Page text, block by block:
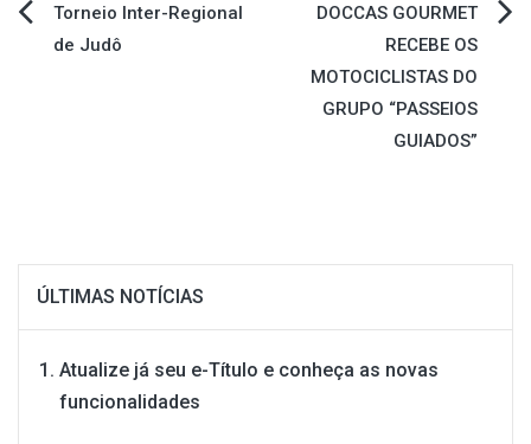
Navegação
Torneio Inter-Regional
de Judô
DOCCAS GOURMET
RECEBE OS
MOTOCICLISTAS DO
GRUPO “PASSEIOS
GUIADOS”
ÚLTIMAS NOTÍCIAS
Atualize já seu e-Título e conheça as novas
funcionalidades